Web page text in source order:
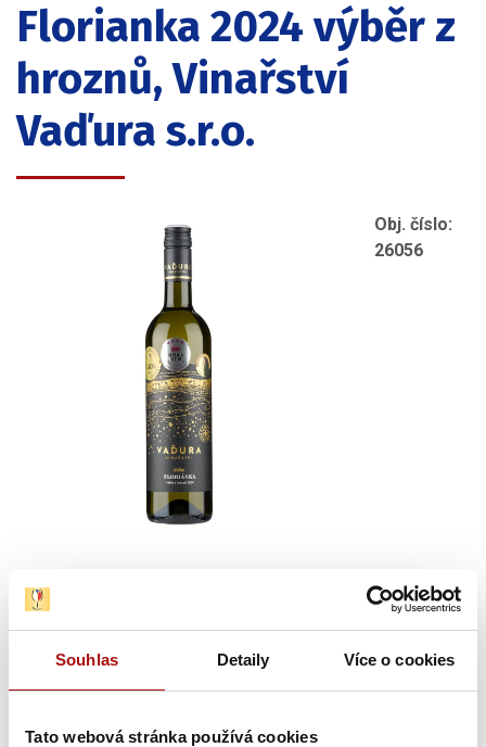
Souhlas Detaily Více o cookies
Tato webová stránka používá cookies
Florianka 2024 výběr z
hroznů, Vinařství
Vaďura s.r.o.
Obj. číslo:
26056
Výrobce/autor: Vinařství Vaďura s.r.o.
Vinařská obec: Polešovice,